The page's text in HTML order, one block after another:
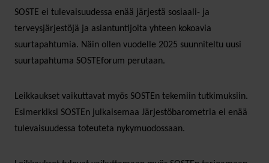
SOSTE ei tulevaisuudessa enää järjestä sosiaali- ja
terveysjärjestöjä ja asiantuntijoita yhteen kokoavia
suurtapahtumia. Näin ollen vuodelle 2025 suunniteltu uusi
suurtapahtuma SOSTEforum perutaan.
Leikkaukset vaikuttavat myös SOSTEn tekemiin tutkimuksiin.
Esimerkiksi SOSTEn julkaisemaa Järjestöbarometria ei enää
tulevaisuudessa toteuteta nykymuodossaan.